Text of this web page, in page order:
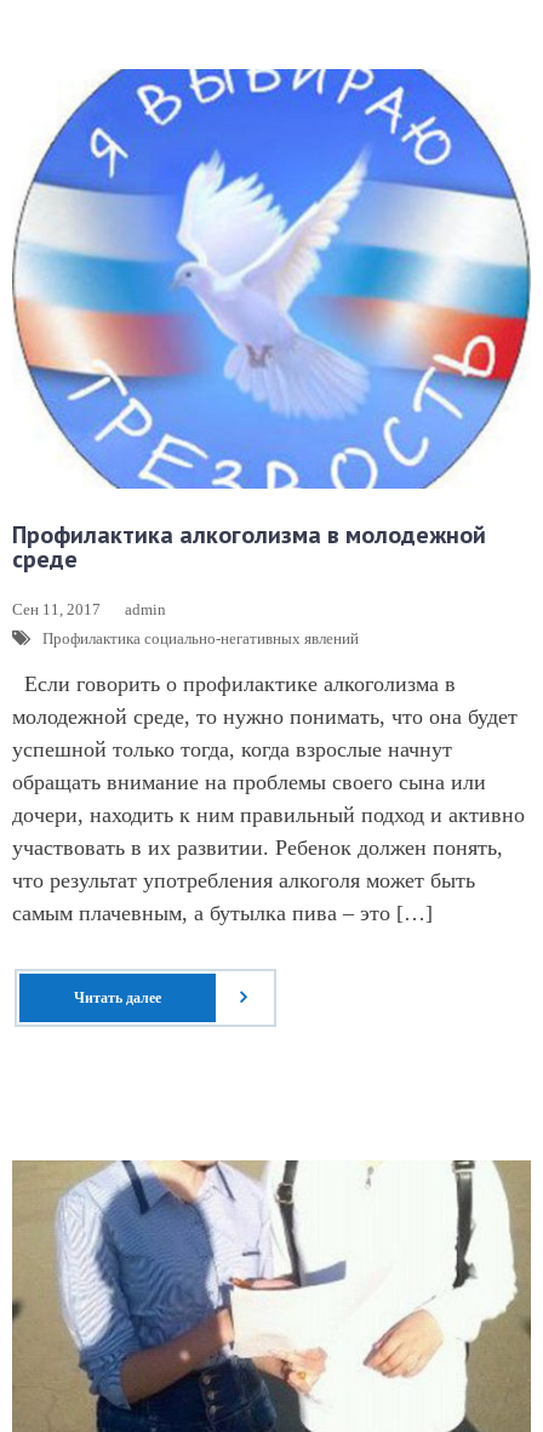
Профилактика алкоголизма в молодежной
среде
Сен 11, 2017
admin
Профилактика социально-негативных явлений
Если говорить о профилактике алкоголизма в
молодежной среде, то нужно понимать, что она будет
успешной только тогда, когда взрослые начнут
обращать внимание на проблемы своего сына или
дочери, находить к ним правильный подход и активно
участвовать в их развитии. Ребенок должен понять,
что результат употребления алкоголя может быть
самым плачевным, а бутылка пива – это […]
Читать далее